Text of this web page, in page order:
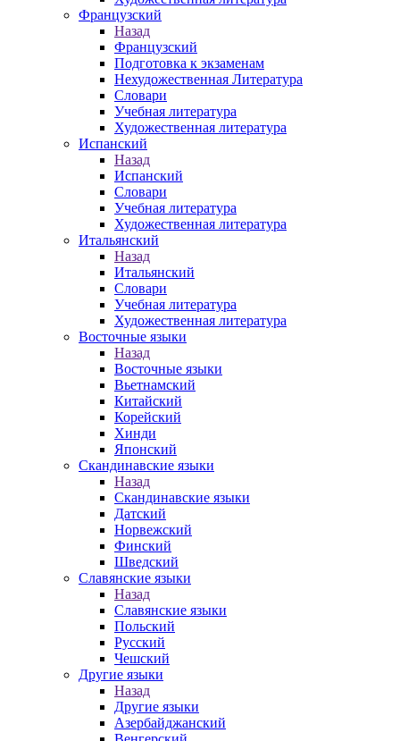
Французский
Назад
Французский
Подготовка к экзаменам
Нехудожественная Литература
Словари
Учебная литература
Художественная литература
Испанский
Назад
Испанский
Словари
Учебная литература
Художественная литература
Итальянский
Назад
Итальянский
Словари
Учебная литература
Художественная литература
Восточные языки
Назад
Восточные языки
Вьетнамский
Китайский
Корейский
Хинди
Японский
Скандинавские языки
Назад
Скандинавские языки
Датский
Норвежский
Финский
Шведский
Славянские языки
Назад
Славянские языки
Польский
Русский
Чешский
Другие языки
Назад
Другие языки
Азербайджанский